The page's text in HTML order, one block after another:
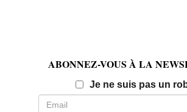
ABONNEZ-VOUS À LA
Je ne suis pas un